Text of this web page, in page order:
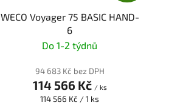
WECO Voyager 75 BASIC HAND-
6
Do 1-2 týdnů
94 683 Kč bez DPH
114 566 Kč / ks
Měrná
114 566 Kč / 1 ks